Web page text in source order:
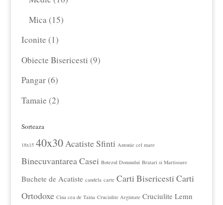
Mica 1515
Iconite 11
produs
Obiecte Bisericesti 99
Pangar 66
produse
Tamaie 22
Sorteaza
18x15 40x30Acatiste Sfinti Antonie cel mare
Binecuvantarea Casei Botezul Domnului Bratari si Martisoare
Buchete de Acatiste candela carte Carti Bisericesti Carti
Ortodoxe Cina cea de Taina Cruciulite Argintate Cruciulite Lemn